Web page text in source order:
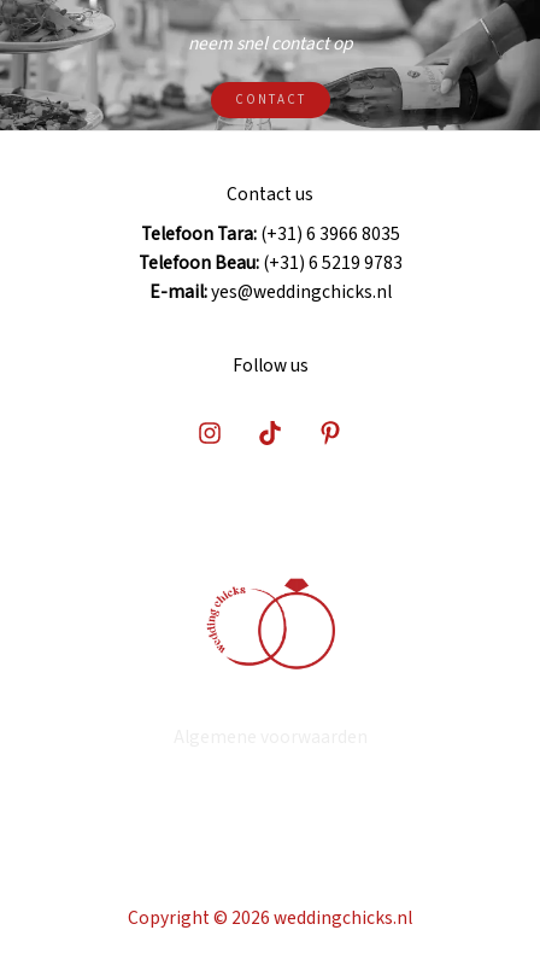
neem snel contact op
CONTACT
Contact us
Telefoon Tara:(+31) 6 3966 8035
Telefoon Beau:(+31) 6 5219 9783
E-mail:yes@weddingchicks.nl
Follow us
Copyright © 2026 weddingchicks.nl